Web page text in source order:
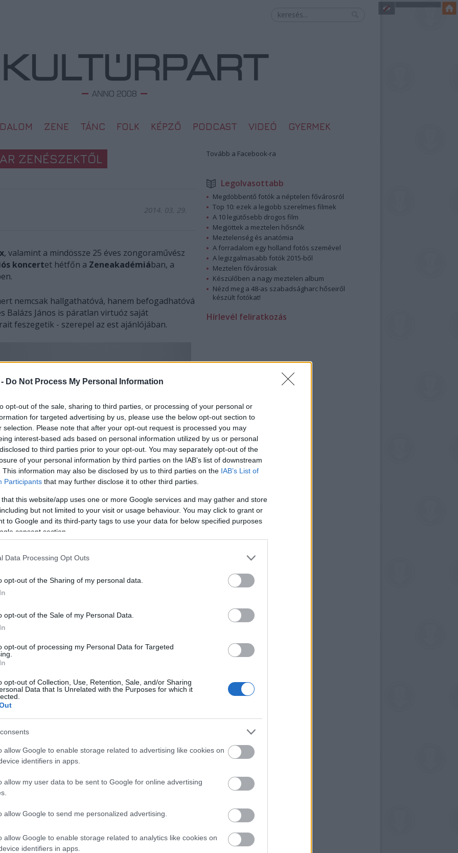
Do Not Process My Personal Information
opt-out of the sale, sharing to third parties, or processing of your personal or
for targeted advertising by us, please use the below opt-out section to
selection. Please note that after your opt-out request is processed you may
interest-based ads based on personal information utilized by us or personal
to third parties prior to your opt-out. You may separately opt-out of the
of your personal information by third parties on the IAB’s list of downstream
This information may also be disclosed by us to third parties on the IAB’s List of
Participants that may further disclose it to other third parties.
that this website/app uses one or more Google services and may gather and store
but not limited to your visit or usage behaviour. You may click to grant or
to Google and its third-party tags to use your data for below specified purposes
consent section.
Data Processing Opt Outs
opt-out of the Sharing of my personal data.
opt-out of the Sale of my Personal Data.
opt-out of processing my Personal Data for Targeted
opt-out of Collection, Use, Retention, Sale, and/or Sharing
Data that Is Unrelated with the Purposes for which it
allow Google to enable storage related to advertising like cookies on
identifiers in apps.
allow my user data to be sent to Google for online advertising
allow Google to send me personalized advertising.
allow Google to enable storage related to analytics like cookies on
identifiers in apps.
ZENE TÁNC FOLK KÉPZŐ PODCAST VIDEÓ GYERMEK
ZENÉSZEKTŐL
2014. 03. 29.
, valamint a mindössze 25 éves zongoraművész
koncertet hétfőn a Zeneakadémiában, a
nemcsak hallgathatóvá, hanem befogadhatóvá
Balázs János is páratlan virtuóz saját
feszegetik - szerepel az est ajánlójában.
Lajkó Félix (Fotó: Zsugonits Gábor)
hegedűvirtuóz és a mai fiatal
képviselője az elmúlt évben próbákon és
együtt. A klasszikus zenei képzettségű
autodidakta hegedűs közös koncertjén az
egymással a színpadon.
ben, 16 évesen kezdődött, amikor elnyerte a
A következő években négy nemzetközi zenei
szerte, majd az Egyesült Államokban is, többek
Chicagóban és Aspenben. Számos rangos
teljes Liszt CD-t készített, ebből egyet
illetve Londonban. 2010-ben egy
keretében tizenhat hangversenyen
és zongoraversenyét. Ugyanebben az évben
művei szerepelnek.
állomása, amikor középiskolás korában
Budapestre és a Dresch Quartet tagja
között, egyformán képviselve és összekötve
évvel ezelőtt adta ki első lemezét, sok neves
együtt muzsikusként, zeneszerzőként színházi-
Tovább a Facebook-ra
Legolvasottabb
Megdöbbentő fotók a néptelen fővárosról
Top 10: ezek a legjobb szerelmes filmek
A 10 legütősebb drogos film
Megjöttek a meztelen hősnők
Meztelenség és anatómia
A forradalom egy holland fotós szemével
A legizgalmasabb fotók 2015-ből
Meztelen fővárosiak
Készülőben a nagy meztelen album
Nézd meg a 48-as szabadságharc hőseiről
készült fotókat!
Hírlevél feliratkozás